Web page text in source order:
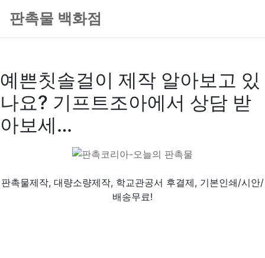
판촉물 백화점
예쁜칫솔걸이 제작 알아보고 있
나요? 기프트조아에서 상담 받
아보세…
판촉물제작, 대량소량제작, 학교관공서 후결제, 기본인쇄/시안/
배송무료!